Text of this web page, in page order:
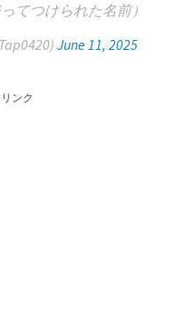
てつけられた名前）
June 11, 2025
ンク